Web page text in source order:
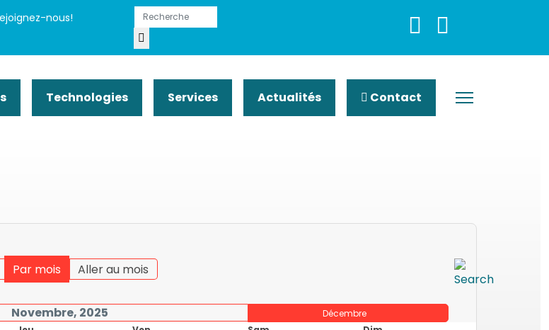
nous!
Technologies Services Actualités Contact
Par mois Aller au mois
Novembre, 2025
Décembre